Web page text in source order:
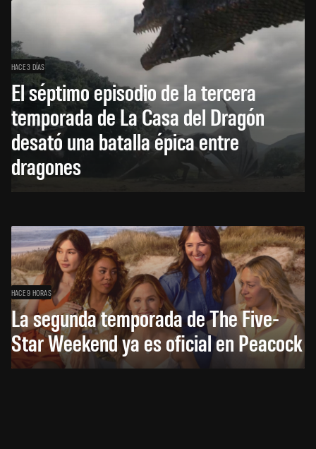
HACE 3 DÍAS
El séptimo episodio de la tercera
temporada de La Casa del Dragón
desató una batalla épica entre
dragones
HACE 9 HORAS
La segunda temporada de The Five-
Star Weekend ya es oficial en Peacock